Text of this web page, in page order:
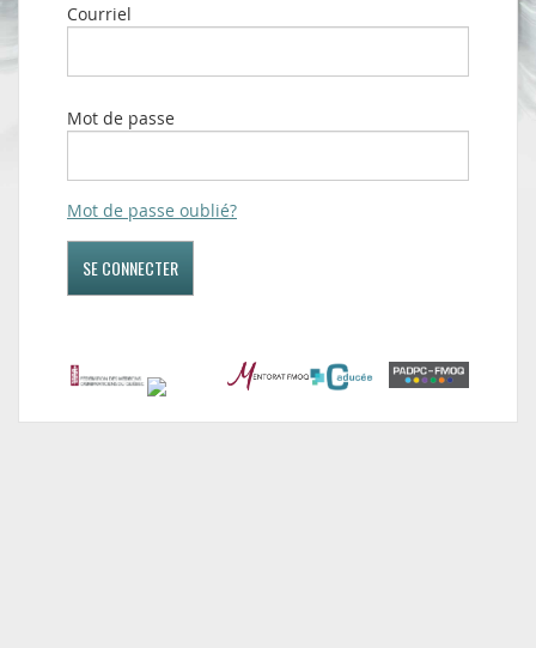
Courriel
Mot de passe
Mot de passe oublié?
SE CONNECTER